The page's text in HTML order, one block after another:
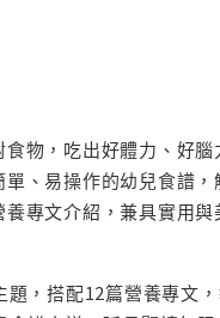
食物，吃出好體力、好腦
單、易操作的幼兒食譜，
養專文介紹，兼具實用
題，搭配12篇營養專文